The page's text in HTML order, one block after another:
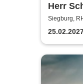
Herr
Siegburg,